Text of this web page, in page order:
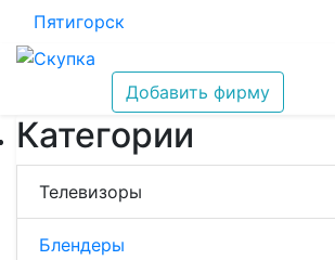
Пятигорск
Добавить фирму
Категории
Телевизоры
Блендеры